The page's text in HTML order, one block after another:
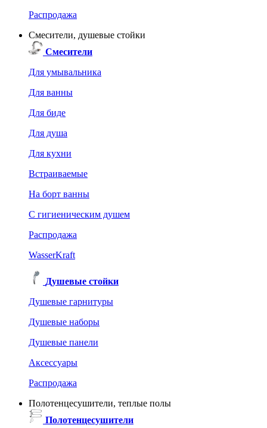
Распродажа
Смесители, душевые стойки
Смесители
Для умывальника
Для ванны
Для биде
Для душа
Для кухни
Встраиваемые
На борт ванны
C гигиеническим душем
Распродажа
WasserKraft
Душевые стойки
Душевые гарнитуры
Душевые наборы
Душевые панели
Аксессуары
Распродажа
Полотенцесушители, теплые полы
Полотенцесушители